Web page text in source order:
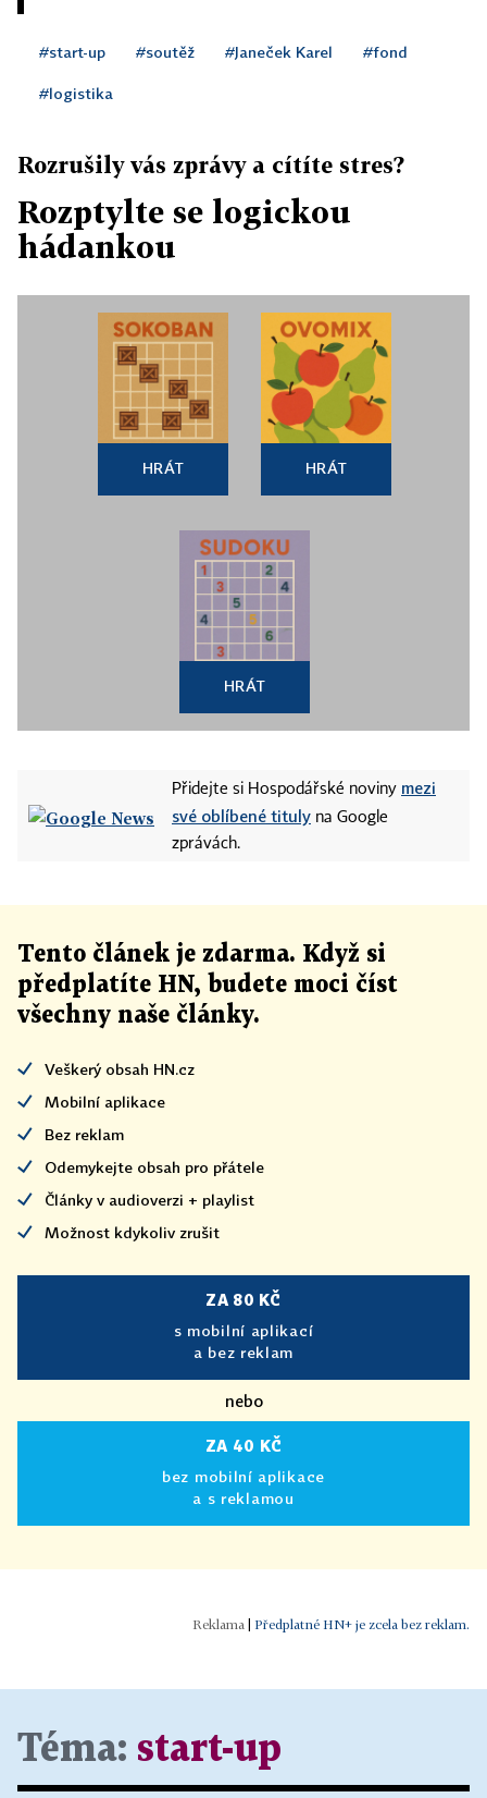
#start-up #soutěž #Janeček Karel #fond
#logistika
Rozrušily vás zprávy a cítíte stres?
Rozptylte se logickou
hádankou
HRÁT HRÁT
HRÁT
Přidejte si Hospodářské noviny mezi
své oblíbené tituly na Google
zprávách.
Tento článek je zdarma. Když si
předplatíte HN, budete moci číst
všechny naše články.
Veškerý obsah HN.cz
Mobilní aplikace
Bez reklam
Odemykejte obsah pro přátele
Články v audioverzi + playlist
Možnost kdykoliv zrušit
ZA 80 KČ
s mobilní aplikací
a bez reklam
nebo
ZA 40 KČ
bez mobilní aplikace
a s reklamou
Předplatné HN+ je zcela bez reklam.
Téma: start-up